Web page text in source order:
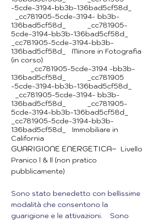
-5cde-3194-bb3b-136bad5cf58d_
_cc781905-5cde-3194- bb3b-
136bad5cf58d_ _cc781905-
5cde-3194-bb3b-136bad5cf58d_
_cc781905-5cde-3194-bb3b-
136bad5cf58d_ Minore in Fotografia
(in corso)
_cc781905-5cde-3194 -bb3b-
136bad5cf58d_ _cc781905
-5cde-3194-bb3b-136bad5cf58d_
_cc781905-5cde-3194- bb3b-
136bad5cf58d_ _cc781905-
5cde-3194-bb3b-136bad5cf58d_
_cc781905-5cde-3194-bb3b-
136bad5cf58d_ Immobiliare in
California
GUARIGIONE ENERGETICA~ Livello
Pranico l & ll (non pratico
pubblicamente)
Sono stato benedetto con bellissime
modalità che consentono la
guarigione e le attivazioni. Sono